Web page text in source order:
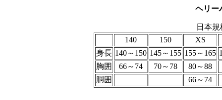
ヘリ
日本
140
150
XS
身長 140～150 145～155 155～165
胸囲
66～74 70～78
80～88
胴囲
66～74